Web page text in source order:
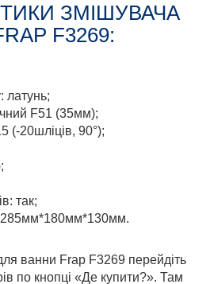
ЗМІШУВАЧА
F3269:
латунь;
F51 (35мм);
(-20шліців, 90°);
так;
285мм*180мм*130мм.
ванни Frap F3269 перейдіть
по кнопці «Де купити?». Там